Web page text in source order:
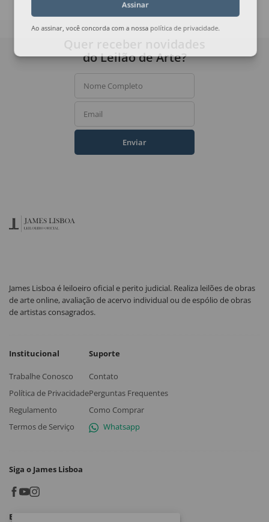
Assinar
Ao assinar, você concorda com a nossa política de privacidade
do Leilão de Arte?
Nome Completo
Email
Enviar
James Lisboa é leiloeiro oficial e perito judicial. Realiza leilões de obras
de arte online, avaliação de acervo individual ou de espólio de obras
de artistas consagrados.
Institucional
Trabalhe Conosco
Política de Privacidade
Regulamento
Termos de Serviço
Suporte
Contato
Perguntas Frequentes
Como Comprar
Whatsapp
Siga o James Lisboa
Baixe o App